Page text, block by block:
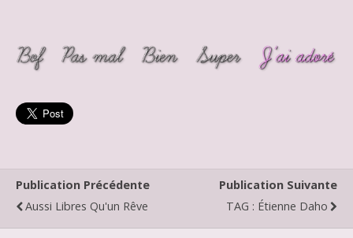
Publication Précédente
Aussi Libres Qu'un Rêve
Publication Suivante
TAG : Étienne Daho